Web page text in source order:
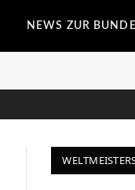
NEWS ZUR